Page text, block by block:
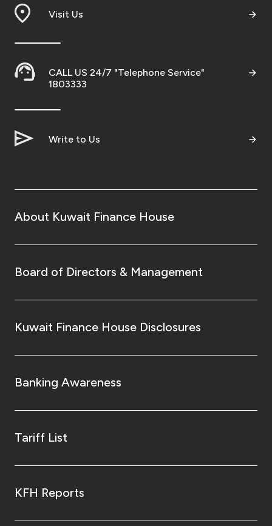
Visit Us
CALL US 24/7 "Telephone Service"
1803333
Write to Us
About Kuwait Finance House
Board of Directors & Management
Kuwait Finance House Disclosures
Banking Awareness
Tariff List
KFH Reports